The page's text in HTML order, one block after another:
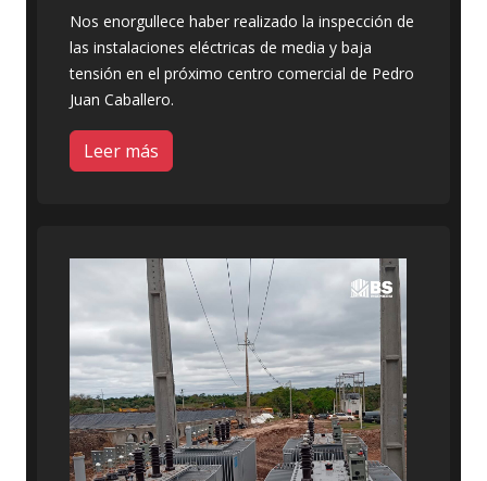
Nos enorgullece haber realizado la inspección de
las instalaciones eléctricas de media y baja
tensión en el próximo centro comercial de Pedro
Juan Caballero.
Leer más